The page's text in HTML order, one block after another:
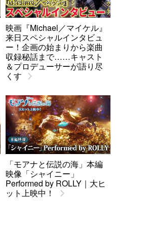
映画『Michael／マイケル』
来日スペシャルインタビュ
ー！企画の始まりから楽曲
収録秘話まで……キャスト
＆プロデューサーが語り尽
くす
「モアナと伝説の海」本編
映像「シャイニー」
Performed by ROLLY｜大ヒ
ット上映中！